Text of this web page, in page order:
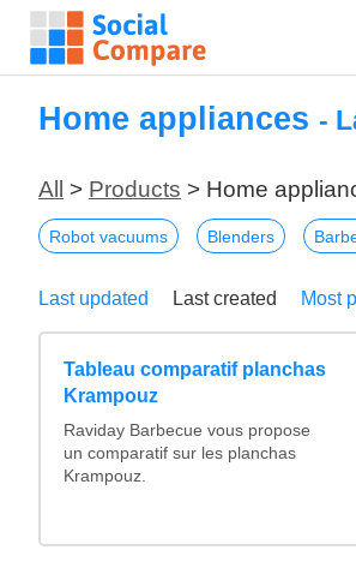
Home appliances -
All > Products > Home
Robot vacuums Blenders
Last updated Last created Most
Tableau comparatif planchas
Krampouz
Raviday Barbecue vous propose
un comparatif sur les planchas
Krampouz.